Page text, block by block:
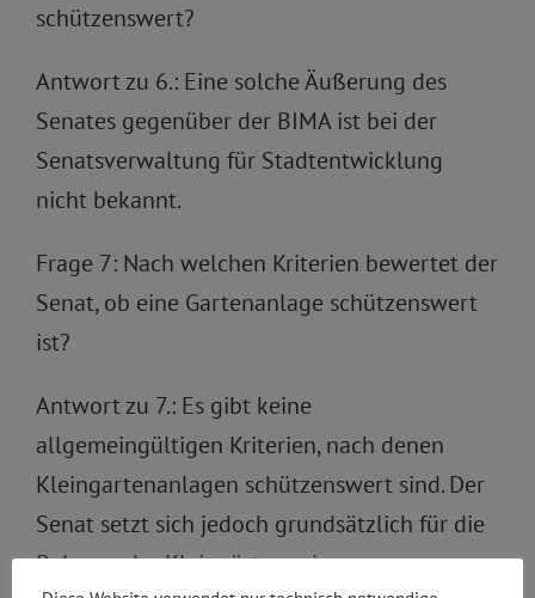
schützenswert?
Antwort zu 6.: Eine solche Äußerung des
Senates gegenüber der BIMA ist bei der
Senatsverwaltung für Stadtentwicklung
nicht bekannt.
Frage 7: Nach welchen Kriterien bewertet der
Senat, ob eine Gartenanlage schützenswert
ist?
Antwort zu 7.: Es gibt keine
allgemeingültigen Kriterien, nach denen
Kleingartenanlagen schützenswert sind. Der
Senat setzt sich jedoch grundsätzlich für die
Belange der Kleingärtner ein.